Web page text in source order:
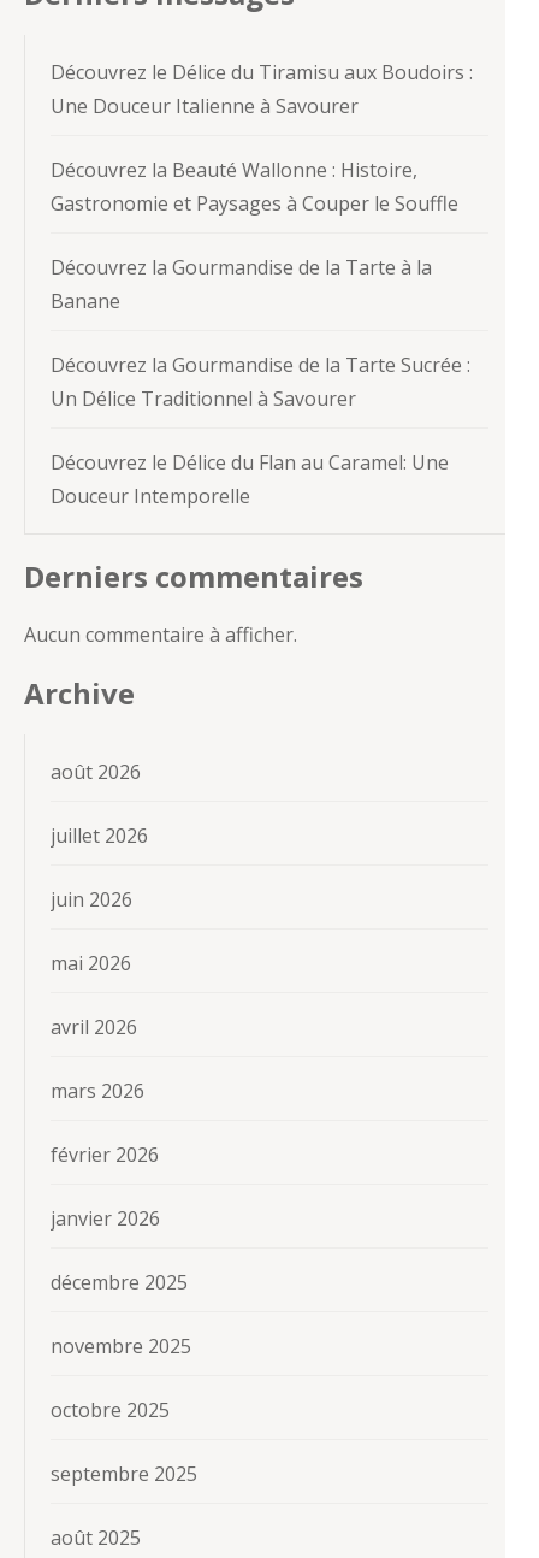
Découvrez le Délice du Tiramisu aux Boudoirs :
Une Douceur Italienne à Savourer
Découvrez la Beauté Wallonne : Histoire,
Gastronomie et Paysages à Couper le Souffle
Découvrez la Gourmandise de la Tarte à la
Banane
Découvrez la Gourmandise de la Tarte Sucrée :
Un Délice Traditionnel à Savourer
Découvrez le Délice du Flan au Caramel: Une
Douceur Intemporelle
Derniers commentaires
Aucun commentaire à afficher.
Archive
août 2026
juillet 2026
juin 2026
mai 2026
avril 2026
mars 2026
février 2026
janvier 2026
décembre 2025
novembre 2025
octobre 2025
septembre 2025
août 2025